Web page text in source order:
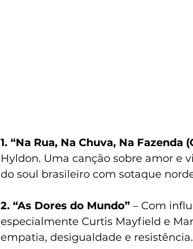
1. “Na Rua, Na Chuva, Na Fazenda
Hyldon. Uma canção sobre amor e
do soul brasileiro com sotaque
2. “As Dores do Mundo” – Com
especialmente Curtis Mayfield e
empatia, desigualdade e resistência.